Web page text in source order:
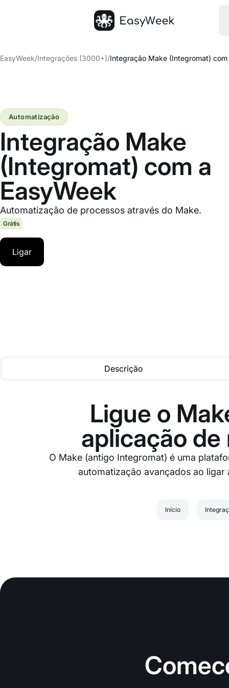
EasyWeek/Integrações (3000+)/Integração Make (Integromat) com
Integração Make
(Integromat) com a
EasyWeek
Automatização de processos através do Make.
Automatização
Grátis
Ligar
Descrição
Ligue o
aplicação
O Make (antigo Integromat) é uma
automatização avançados ao ligar
Início